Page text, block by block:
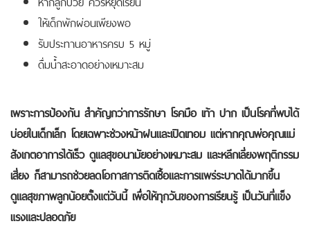
ให้เด็กพักผ่อนเพียงพอ
รับประทานอาหารครบ 5 หมู่
ดื่มน้ำสะอาดอย่างเหมาะสม
เพราะการป้องกัน สำคัญกว่าการรักษา โรคมือ เท้า ปาก เป็นโรคที่พบได้
บ่อยในเด็กเล็ก โดยเฉพาะช่วงหน้าฝนและเปิดเทอม แต่หากคุณพ่อคุณแม่
สังเกตอาการได้เร็ว ดูแลสุขอนามัยอย่างเหมาะสม และหลีกเลี่ยงพฤติกรรม
เสี่ยง ก็สามารถช่วยลดโอกาสการติดเชื้อและการแพร่ระบาดได้มากขึ้น
ดูแลสุขภาพลูกน้อยตั้งแต่วันนี้ เพื่อให้ทุกวันของการเรียนรู้ เป็นวันที่แข็ง
แรงและปลอดภัย